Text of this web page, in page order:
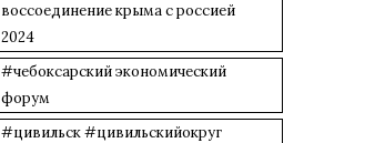
воссоединение крыма с россией
2024
#чебоксарский экономический
форум
#цивильск #цивильскийокруг